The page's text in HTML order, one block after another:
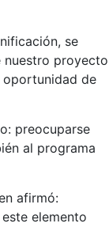
se
nuestro proyecto
oportunidad de
preocuparse
al programa
afirmó:
elemento